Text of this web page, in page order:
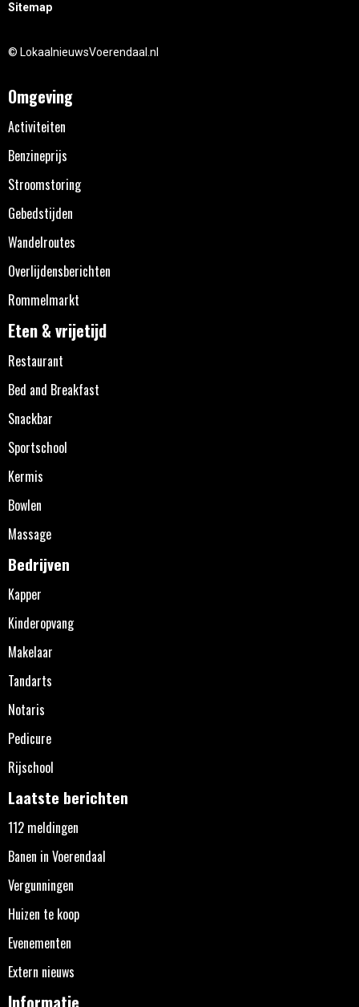
Sitemap
© LokaalnieuwsVoerendaal.nl
Omgeving
Activiteiten
Benzineprijs
Stroomstoring
Gebedstijden
Wandelroutes
Overlijdensberichten
Rommelmarkt
Eten & vrijetijd
Restaurant
Bed and Breakfast
Snackbar
Sportschool
Kermis
Bowlen
Massage
Bedrijven
Kapper
Kinderopvang
Makelaar
Tandarts
Notaris
Pedicure
Rijschool
Laatste berichten
112 meldingen
Banen in Voerendaal
Vergunningen
Huizen te koop
Evenementen
Extern nieuws
Informatie